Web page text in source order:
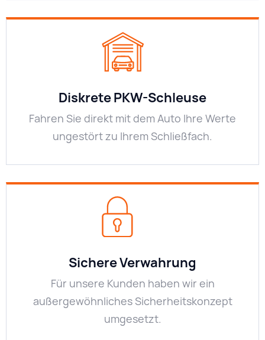
Diskrete PKW-Schleuse
Fahren Sie direkt mit dem Auto Ihre Werte
ungestört zu Ihrem Schließfach.
Sichere Verwahrung
Für unsere Kunden haben wir ein
außergewöhnliches Sicherheitskonzept
umgesetzt.